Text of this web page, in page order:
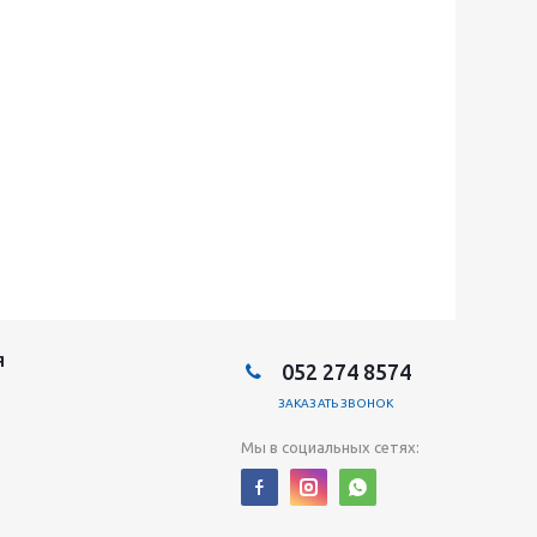
052 274 8574
ЗАКАЗАТЬ ЗВОНОК
Мы в социальных сетях: